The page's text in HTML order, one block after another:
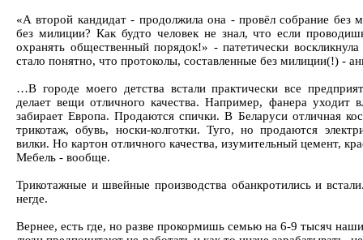
«А второй кандидат - продолжила она - провёл собрание без
без милиции? Как будто человек не знал, что если
охранять общественный порядок!» - патетически
стало понятно, что протоколы, составленные без милиции(!) -
…В городе моего детства встали практически все
делает вещи отличного качества. Например, фанера уходит
забирает Европа. Продаются спички. В Беларуси отличная
трикотаж, обувь, носки-колготки. Туго, но продаются
вилки. Но картон отличного качества, изумительный цемент,
Мебель - вообще.
Трикотажные и швейные производства обанкротились и
негде.
Вернее, есть где, но разве прокормишь семью на 6-9 тысяч